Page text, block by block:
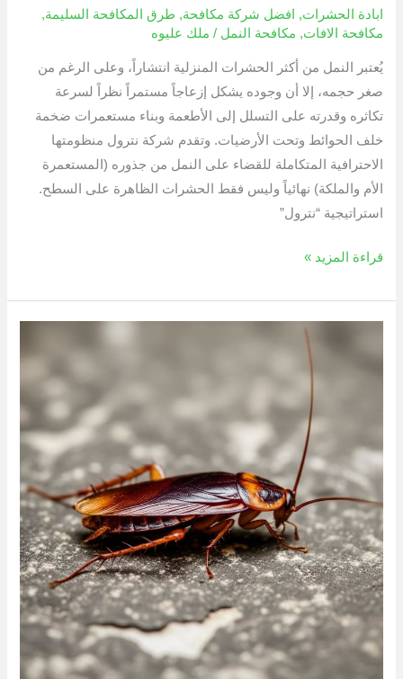
ابادة الحشرات, افضل شركة مكافحة, طرق المكافحة السليمة,
مكافحة الافات, مكافحة النمل / ملك عليوه
يُعتبر النمل من أكثر الحشرات المنزلية انتشاراً، وعلى الرغم من
صغر حجمه، إلا أن وجوده يشكل إزعاجاً مستمراً نظراً لسرعة
تكاثره وقدرته على التسلل إلى الأطعمة وبناء مستعمرات ضخمة
خلف الحوائط وتحت الأرضيات. وتقدم شركة نترول منظومتها
الاحترافية المتكاملة للقضاء على النمل من جذوره (المستعمرة
الأم والملكة) نهائياً وليس فقط الحشرات الظاهرة على السطح.
استراتيجية “نترول”
قراءة المزيد »